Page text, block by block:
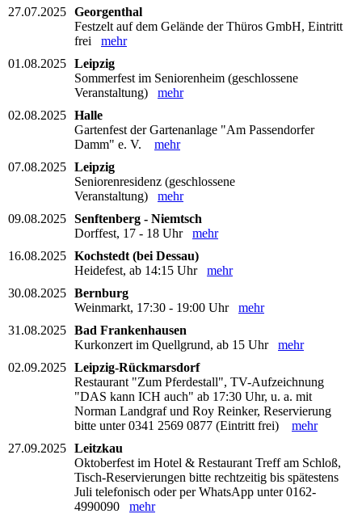
27.07.2025 Georgenthal
Festzelt auf dem Gelände der Thüros GmbH, Eintritt
frei mehr
01.08.2025 Leipzig
Sommerfest im Seniorenheim (geschlossene
Veranstaltung) mehr
02.08.2025 Halle
Gartenfest der Gartenanlage "Am Passendorfer
Damm" e. V. mehr
07.08.2025 Leipzig
Seniorenresidenz (geschlossene
Veranstaltung) mehr
09.08.2025 Senftenberg - Niemtsch
Dorffest, 17 - 18 Uhr mehr
16.08.2025 Kochstedt (bei Dessau)
Heidefest, ab 14:15 Uhr mehr
30.08.2025 Bernburg
Weinmarkt, 17:30 - 19:00 Uhr mehr
31.08.2025 Bad Frankenhausen
Kurkonzert im Quellgrund, ab 15 Uhr mehr
02.09.2025 Leipzig-Rückmarsdorf
Restaurant "Zum Pferdestall", TV-Aufzeichnung
"DAS kann ICH auch" ab 17:30 Uhr, u. a. mit
Norman Landgraf und Roy Reinker, Reservierung
bitte unter 0341 2569 0877 (Eintritt frei) mehr
27.09.2025 Leitzkau
Oktoberfest im Hotel & Restaurant Treff am Schloß,
Tisch-Reservierungen bitte rechtzeitig bis spätestens
Juli telefonisch oder per WhatsApp unter 0162-
4990090 mehr